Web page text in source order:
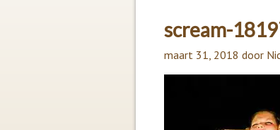
scream-
maart 31, 2018 door